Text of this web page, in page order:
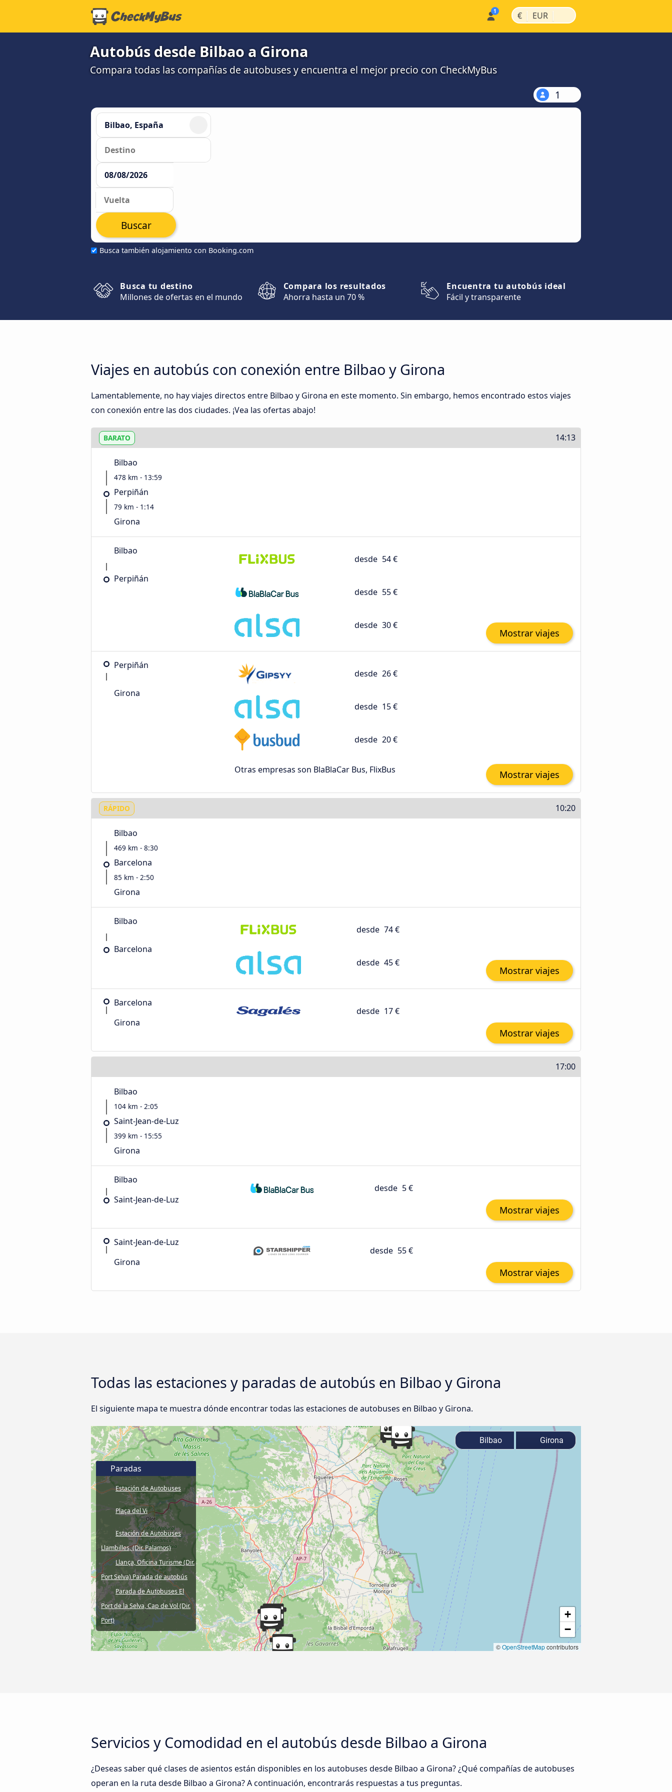
€ | EUR |
Autobús desde Bilbao a Girona
Compara todas las compañías de autobuses y encuentra el mejor precio con CheckMyBus
1
Busca también alojamiento con Booking.com
Buscar
Busca tu destino
Millones de ofertas en el mundo
Compara los resultados
Ahorra hasta un 70 %
Encuentra tu autobús ideal
Fácil y transparente
Viajes en autobús con conexión entre Bilbao y Girona
Lamentablemente, no hay viajes directos entre Bilbao y Girona en este momento. Sin embargo, hemos encontrado estos viajes
con conexión entre las dos ciudades. ¡Vea las ofertas abajo!
BARATO 14:13
Bilbao
478 km - 13:59
Perpiñán
79 km - 1:14
Girona
Bilbao
Perpiñán
desde 54 €
desde 55 €
desde 30 €
Mostrar viajes
Perpiñán
Girona
desde 26 €
desde 15 €
desde 20 €
Otras empresas son BlaBlaCar Bus, FlixBus Mostrar viajes
RÁPIDO 10:20
Bilbao
469 km - 8:30
Barcelona
85 km - 2:50
Girona
Bilbao
Barcelona
desde 74 €
desde 45 €
Mostrar viajes
Barcelona
Girona
desde 17 €
Mostrar viajes
17:00
Bilbao
104 km - 2:05
Saint-Jean-de-Luz
399 km - 15:55
Girona
Bilbao
Saint-Jean-de-Luz
desde 5 €
Mostrar viajes
Saint-Jean-de-Luz
Girona
desde 55 €
Mostrar viajes
Todas las estaciones y paradas de autobús en Bilbao y Girona
El siguiente mapa te muestra dónde encontrar todas las estaciones de autobuses en Bilbao y Girona.
+
−
©OpenStreetMapcontributors
Paradas
Estación de Autobuses
Plaça del Vi
Estación de Autobuses
Llambilles, (Dir. Palamos)
Llança, Oficina Turisme (Dir.
Port Selva) Parada de autobús
Parada de Autobuses El
Port de la Selva, Cap de Vol (Dir.
Port)
Bilbao Girona
Servicios y Comodidad en el autobús desde Bilbao a Girona
¿Deseas saber qué clases de asientos están disponibles en los autobuses desde Bilbao a Girona? ¿Qué compañías de autobuses
operan en la ruta desde Bilbao a Girona? A continuación, encontrarás respuestas a tus preguntas.